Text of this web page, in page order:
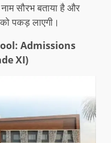
सौरभ बताया है और
पकड़ लाएगी।
Admissions
XI)